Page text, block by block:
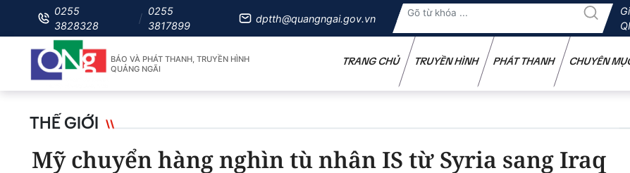
0255
3828328
0255
3817899
dptth@quangngai.gov.vn
BÁO VÀ PHÁT THANH, TRUYỀN HÌNH
QUẢNG NGÃI
TRANG CHỦ TRUYỀN HÌNH PHÁT THANH CHUYÊN
THẾ GIỚI
Mỹ chuyển hàng nghìn tù nhân IS từ Syria sang Iraq